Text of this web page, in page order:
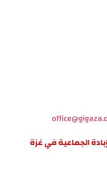
الجماعية في غزة